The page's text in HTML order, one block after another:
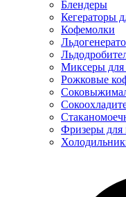
Блендеры
Кегераторы
Кофемолки
Миксеры для
Рожковые
Фризеры для